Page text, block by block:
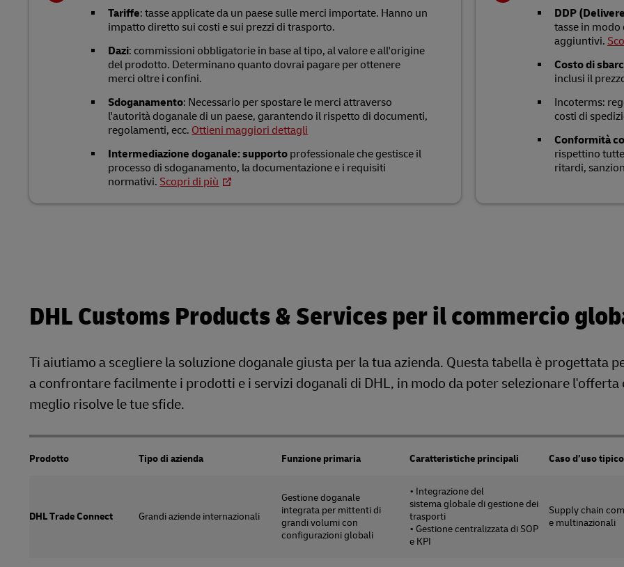
Tariffe: tasse applicate da un paese sulle merci importate. Hanno un
impatto diretto sui costi e sui prezzi di trasporto.
Dazi: commissioni obbligatorie in base al tipo, al valore e all'origine
del prodotto. Determinano quanto dovrai pagare per ottenere
merci oltre i confini.
Sdoganamento: Necessario per spostare le merci attraverso
l'autorità doganale di un paese, garantendo il rispetto di documenti,
regolamenti, ecc. Ottieni maggiori dettagli
Intermediazione doganale: supporto professionale che gestisce il
processo di sdoganamento, la documentazione e i requisiti
normativi. Scopri di più
DDP
tasse in modo
aggiuntivi.
Costo di
inclusi il
Incoterms:
costi di
Conformità
rispettino
ritardi,
DHL Customs Products & Services per il commercio
Ti aiutiamo a scegliere la soluzione doganale giusta per la tua azienda. Questa tabella è progettata
a confrontare facilmente i prodotti e i servizi doganali di DHL, in modo da poter selezionare l'offerta
meglio risolve le tue sfide.
Prodotto Tipo di azienda Funzione primaria Caratteristiche principali Caso d’uso tipico
DHL Trade Connect Grandi aziende internazionali
Gestione doganale
integrata per mittenti di
grandi volumi con
configurazioni globali
• Integrazione del
sistema globale di gestione dei
trasporti
• Gestione centralizzata di SOP
e KPI
Supply chain
e multinazionali